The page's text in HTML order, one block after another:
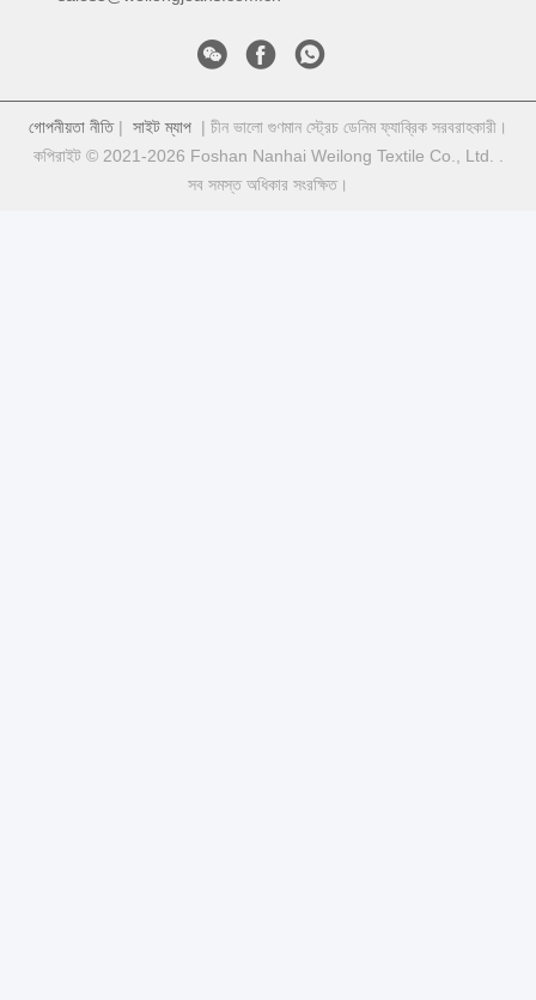
গোপনীয়তা নীতি| সাইট ম্যাপ | চীন ভালো গুণমান স্ট্রেচ ডেনিম ফ্যাব্রিক সরবরাহকারী।
কপিরাইট © 2021-2026 Foshan Nanhai Weilong Textile Co., Ltd. .
সব সমস্ত অধিকার সংরক্ষিত।